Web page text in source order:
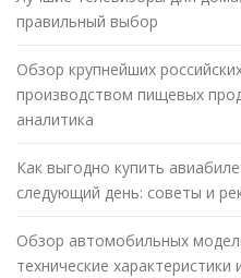
правильный выбор
Обзор крупнейших
производством пищевых
аналитика
Как выгодно купить
следующий день: советы и
Обзор автомобильных
технические